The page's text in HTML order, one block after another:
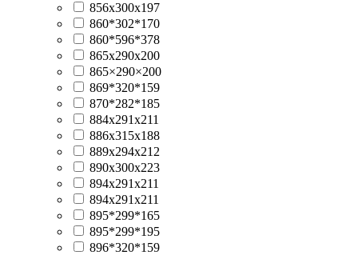
856x300x197
860*302*170
860*596*378
865x290x200
865×290×200
869*320*159
870*282*185
884x291x211
886x315x188
889x294x212
890х300х223
894x291x211
894х291х211
895*299*165
895*299*195
896*320*159